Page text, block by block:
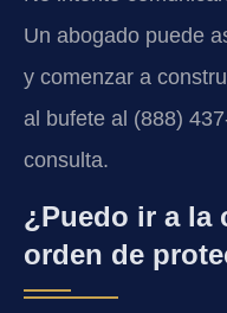
Un abogado puede
y comenzar a
al bufete al (888)
consulta.
¿Puedo ir a la
orden de